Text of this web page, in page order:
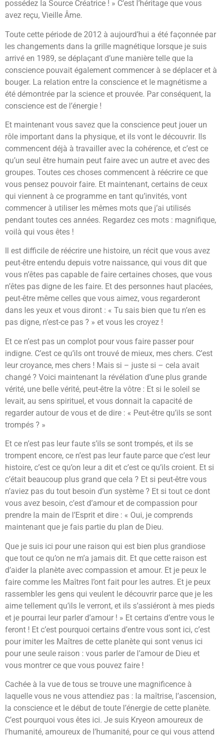
possédez la Source Créatrice ! » C’est l’héritage que vous
avez reçu, Vieille Âme.
Toute cette période de 2012 à aujourd’hui a été façonnée par
les changements dans la grille magnétique lorsque je suis
arrivé en 1989, se déplaçant d’une manière telle que la
conscience pouvait également commencer à se déplacer et à
bouger. La relation entre la conscience et le magnétisme a
été démontrée par la science et prouvée. Par conséquent, la
conscience est de l’énergie !
Et maintenant vous savez que la conscience peut jouer un
rôle important dans la physique, et ils vont le découvrir. Ils
commencent déjà à travailler avec la cohérence, et c’est ce
qu’un seul être humain peut faire avec un autre et avec des
groupes. Toutes ces choses commencent à réécrire ce que
vous pensez pouvoir faire. Et maintenant, certains de ceux
qui viennent à ce programme en tant qu’invités, vont
commencer à utiliser les mêmes mots que j’ai utilisés
pendant toutes ces années. Regardez ces mots : magnifique,
voilà qui vous êtes !
Il est difficile de réécrire une histoire, un récit que vous avez
peut-être entendu depuis votre naissance, qui vous dit que
vous n’êtes pas capable de faire certaines choses, que vous
n’êtes pas digne de les faire. Et des personnes haut placées,
peut-être même celles que vous aimez, vous regarderont
dans les yeux et vous diront : « Tu sais bien que tu n’en es
pas digne, n’est-ce pas ? » et vous les croyez !
Et ce n’est pas un complot pour vous faire passer pour
indigne. C’est ce qu’ils ont trouvé de mieux, mes chers. C’est
leur croyance, mes chers ! Mais si – juste si – cela avait
changé ? Voici maintenant la révélation d’une plus grande
vérité, une belle vérité, peut-être la vôtre : Et si le soleil se
levait, au sens spirituel, et vous donnait la capacité de
regarder autour de vous et de dire : « Peut-être qu’ils se sont
trompés ? »
Et ce n’est pas leur faute s’ils se sont trompés, et ils se
trompent encore, ce n’est pas leur faute parce que c’est leur
histoire, c’est ce qu’on leur a dit et c’est ce qu’ils croient. Et si
c’était beaucoup plus grand que cela ? Et si peut-être vous
n’aviez pas du tout besoin d’un système ? Et si tout ce dont
vous avez besoin, c’est d’amour et de compassion pour
prendre la main de l’Esprit et dire : « Oui, je comprends
maintenant que je fais partie du plan de Dieu.
Que je suis ici pour une raison qui est bien plus grandiose
que tout ce qu’on ne m’a jamais dit. Et que cette raison est
d’aider la planète avec compassion et amour. Et je peux le
faire comme les Maîtres l’ont fait pour les autres. Et je peux
rassembler les gens qui veulent le découvrir parce que je les
aime tellement qu’ils le verront, et ils s’assiéront à mes pieds
et je pourrai leur parler d’amour ! » Et certains d’entre vous le
feront ! Et c’est pourquoi certains d’entre vous sont ici, c’est
pour imiter les Maîtres de cette planète qui sont venus ici
pour une seule raison : vous parler de l’amour de Dieu et
vous montrer ce que vous pouvez faire !
Cachée à la vue de tous se trouve une magnificence à
laquelle vous ne vous attendiez pas : la maîtrise, l’ascension,
la conscience et le début de toute l’énergie de cette planète.
C’est pourquoi vous êtes ici. Je suis Kryeon amoureux de
l’humanité, amoureux de l’humanité, pour ce qui vous attend